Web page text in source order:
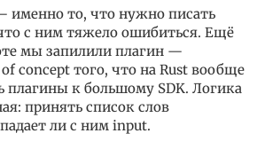
именно то, что нужно писать
с ним тяжело ошибиться. Ещё
мы запилили плагин —
concept того, что на Rust вообще
плагины к большому SDK. Логика
принять список слов
ли с ним input.